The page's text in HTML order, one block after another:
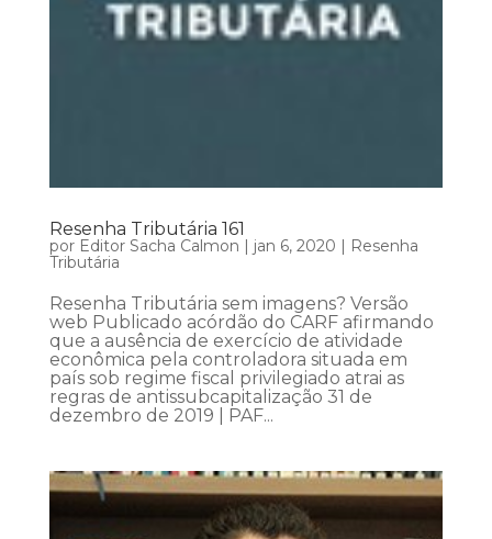
Resenha Tributária 161
por Editor Sacha Calmon | jan 6, 2020 | Resenha
Tributária
Resenha Tributária sem imagens? Versão
web Publicado acórdão do CARF afirmando
que a ausência de exercício de atividade
econômica pela controladora situada em
país sob regime fiscal privilegiado atrai as
regras de antissubcapitalização 31 de
dezembro de 2019 | PAF...